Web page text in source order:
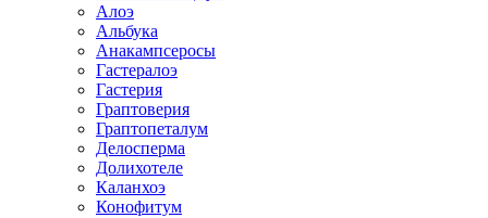
Алоэ
Альбука
Анакампсеросы
Гастералоэ
Гастерия
Граптоверия
Граптопеталум
Делосперма
Долихотеле
Каланхоэ
Конофитум